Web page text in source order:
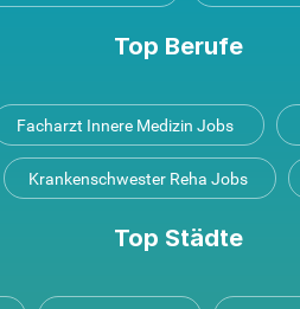
Top Berufe
Facharzt Innere Medizin Jobs
Krankenschwester Reha Jobs
Top Städte